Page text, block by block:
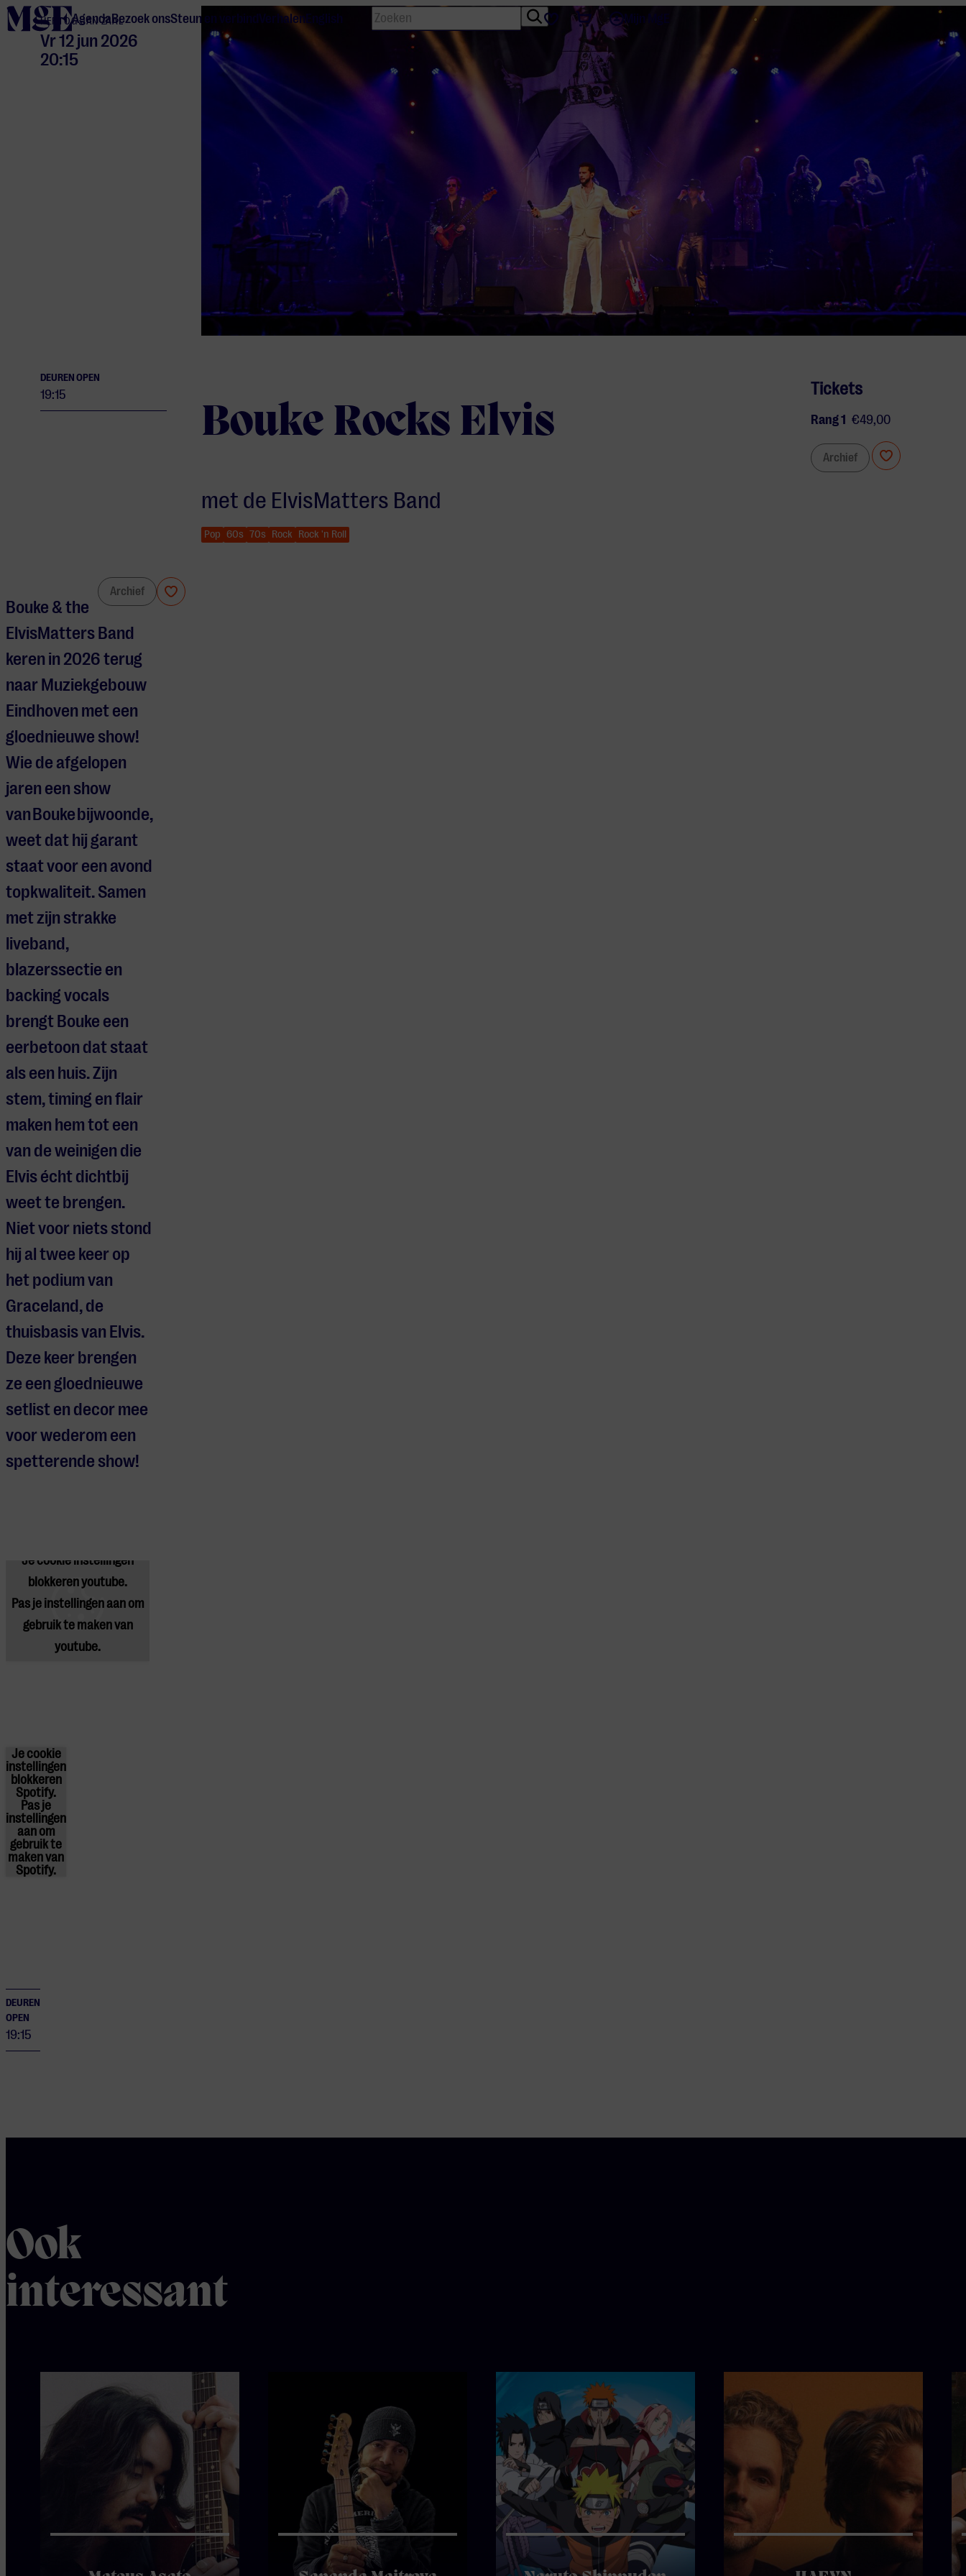
home
AgendaBezoek onsSteun en verbindVerhalen English Zoeken Favorieten
TicketsMijn MgE
HERTOG JAN ZAAL
Vr 12 jun 2026
20:15
DEUREN OPEN
19:15
Bouke Rocks Elvis
met de ElvisMatters Band
Pop 60s 70s Rock Rock 'n Roll
Tickets
Rang 1 €49,00
Archief
Archief
Bouke & the
ElvisMatters Band
keren in 2026 terug
naar Muziekgebouw
Eindhoven met een
gloednieuwe show!
Wie de afgelopen
jaren een show
van Bouke bijwoonde,
weet dat hij garant
staat voor een avond
topkwaliteit. Samen
met zijn strakke
liveband,
blazerssectie en
backing vocals
brengt Bouke een
eerbetoon dat staat
als een huis. Zijn
stem, timing en flair
maken hem tot een
van de weinigen die
Elvis écht dichtbij
weet te brengen.
Niet voor niets stond
hij al twee keer op
het podium van
Graceland, de
thuisbasis van Elvis.
Deze keer brengen
ze een gloednieuwe
setlist en decor mee
voor wederom een
spetterende show!
Je cookie instellingen
blokkeren youtube.
Pas je instellingenaan om
gebruik te maken van
youtube.
Je cookie
instellingen
blokkeren
Spotify.
Pas je
instellingen
aan om
gebruik te
maken van
Spotify.
DEUREN
OPEN
19:15
Ook
interessant